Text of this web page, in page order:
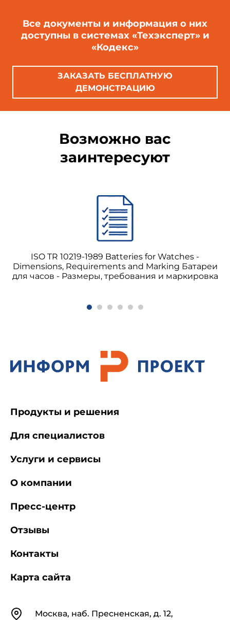
Все документы и информация о них
доступны в системах «Техэксперт» и
«Кодекс»
ЗАКАЗАТЬ БЕСПЛАТНУЮ
ДЕМОНСТРАЦИЮ
Возможно вас
заинтересуют
ISO TR 10219-1989 Batteries for Watches -
Dimensions, Requirements and Marking Батареи
для часов - Размеры, требования и маркировка
КонтактыМосква, наб. Пресненская, д. 12,
Продукты и решения
Для специалистов
Услуги и сервисы
О компании
Пресс-центр
Отзывы
Контакты
Карта сайта